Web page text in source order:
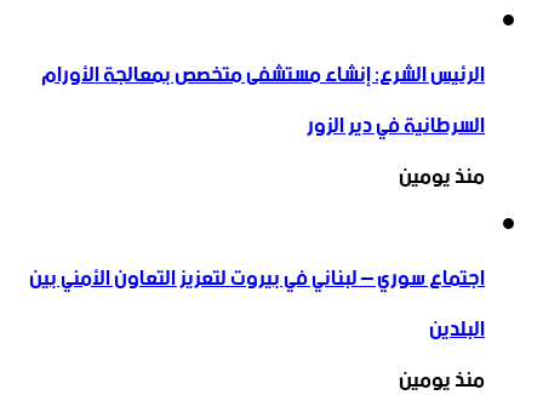
الرئيس الشرع: إنشاء ‌‏مستشفى متخصص بمعالجة الأورام
السرطانية في دير الزور
منذ يومين
اجتماع سوري – لبناني في بيروت لتعزيز التعاون ‏الأمني ‏بين
البلدين
منذ يومين